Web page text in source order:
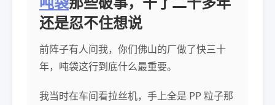
还是忍不住想说
前阵子有人问我，你们佛山的厂做了快三十
年，吨袋这行到底什么最重要。
我当时在车间看拉丝机，手上全是 PP 粒子那